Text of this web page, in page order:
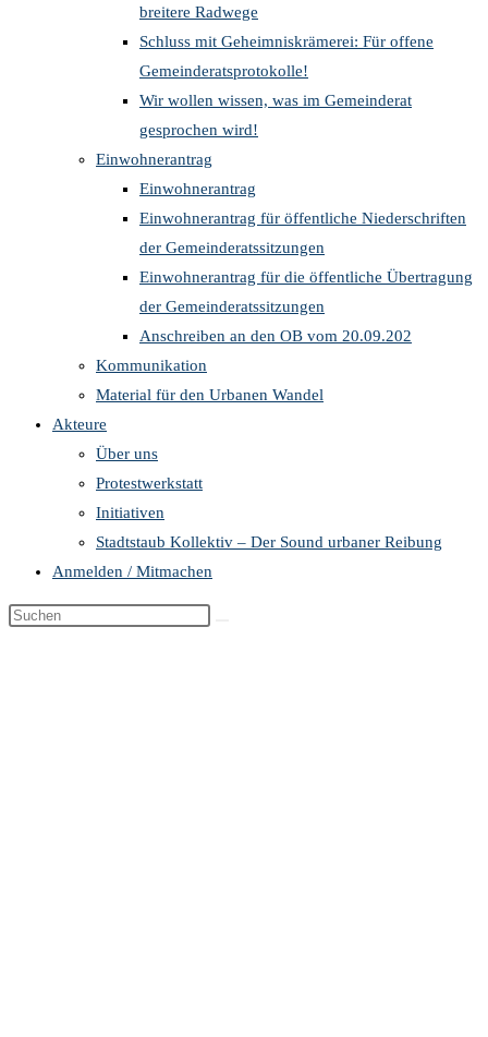
breitere Radwege
Schluss mit Geheimniskrämerei: Für offene
Gemeinderatsprotokolle!
Wir wollen wissen, was im Gemeinderat
gesprochen wird!
Einwohnerantrag
Einwohnerantrag
Einwohnerantrag für öffentliche Niederschriften
der Gemeinderatssitzungen
Einwohnerantrag für die öffentliche Übertragung
der Gemeinderatssitzungen
Anschreiben an den OB vom 20.09.202
Kommunikation
Material für den Urbanen Wandel
Akteure
Über uns
Protestwerkstatt
Initiativen
Stadtstaub Kollektiv – Der Sound urbaner Reibung
Anmelden / Mitmachen
Diese